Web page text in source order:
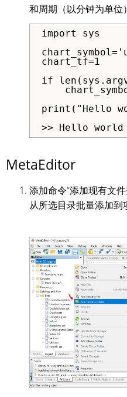
和周期（以分钟为单位
import sys
chart_tf=1
if
print("Hello
>> Hello world
MetaEditor
添加命令“添加现有文
从所选目录批量添加到